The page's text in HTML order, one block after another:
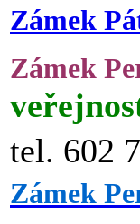
Zámek
Zámek
tel. 602
Zámek